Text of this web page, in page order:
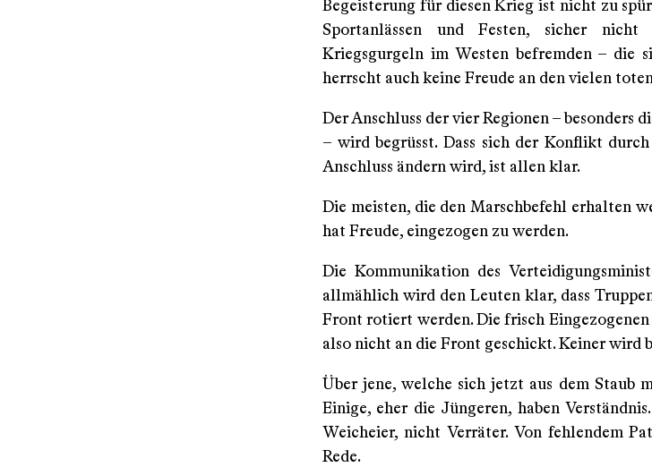
Begeisterung für diesen Krieg ist nicht zu
Sportanlässen und Festen, sicher
Kriegsgurgeln im Westen befremden – die
herrscht auch keine Freude an den vielen
Der Anschluss der vier Regionen – besonders
– wird begrüsst. Dass sich der Konflikt
Anschluss ändern wird, ist allen klar.
Die meisten, die den Marschbefehl erhalten
hat Freude, eingezogen zu werden.
Die Kommunikation des
allmählich wird den Leuten klar, dass
Front rotiert werden. Die frisch
also nicht an die Front geschickt. Keiner wird
Über jene, welche sich jetzt aus dem Staub
Einige, eher die Jüngeren, haben
Weicheier, nicht Verräter. Von fehlendem
Rede.